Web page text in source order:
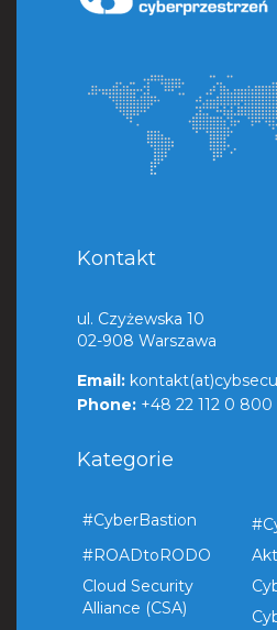
Kontakt
ul. Czyżewska 10
02-908 Warszawa
Email:
Phone: +48 22 112 0 800
Kategorie
#CyberBastion
#ROADtoRODO
Cloud Security
Alliance (CSA)